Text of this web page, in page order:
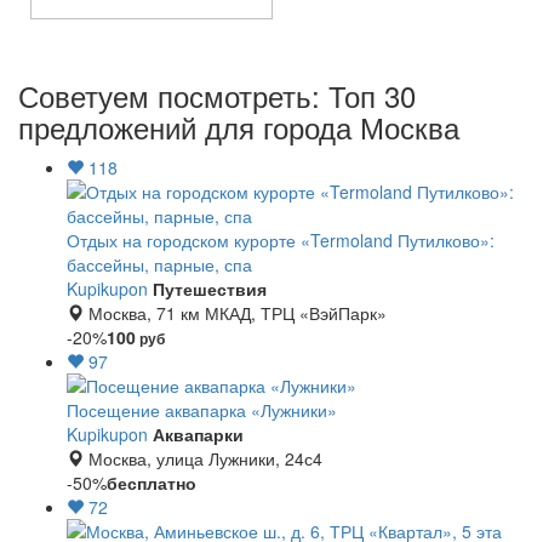
Советуем посмотреть: Топ 30
предложений для города Москва
118
Отдых на городском курорте «Termoland Путилково»:
бассейны, парные, спа
Kupikupon Путешествия
Москва, 71 км МКАД, ТРЦ «ВэйПарк»
-20%100руб
97
Посещение аквапарка «Лужники»
Kupikupon Аквапарки
Москва, улица Лужники, 24с4
-50%бесплатно
72